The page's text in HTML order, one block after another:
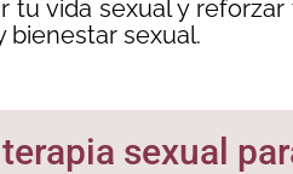
vida sexual y reforzar
bienestar sexual.
sexual